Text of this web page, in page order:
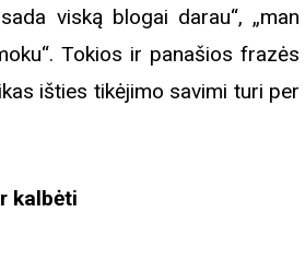
viską blogai darau“, „man
Tokios ir panašios frazės
išties tikėjimo savimi turi per
kalbėti